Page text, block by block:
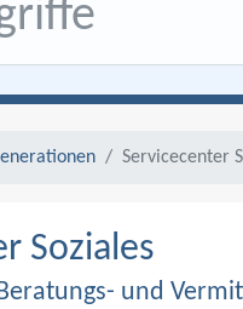
Servicecenter
Soziales
und